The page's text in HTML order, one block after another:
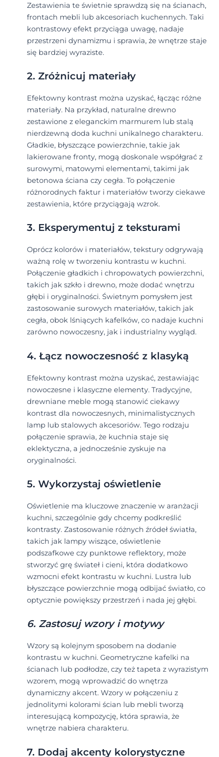
Zestawienia te świetnie sprawdzą się na ścianach,
frontach mebli lub akcesoriach kuchennych. Taki
kontrastowy efekt przyciąga uwagę, nadaje
przestrzeni dynamizmu i sprawia, że wnętrze staje
się bardziej wyraziste.
2. Zróżnicuj materiały
Efektowny kontrast można uzyskać, łącząc różne
materiały. Na przykład, naturalne drewno
zestawione z eleganckim marmurem lub stalą
nierdzewną doda kuchni unikalnego charakteru.
Gładkie, błyszczące powierzchnie, takie jak
lakierowane fronty, mogą doskonale współgrać z
surowymi, matowymi elementami, takimi jak
betonowa ściana czy cegła. To połączenie
różnorodnych faktur i materiałów tworzy ciekawe
zestawienia, które przyciągają wzrok.
3. Eksperymentuj z teksturami
Oprócz kolorów i materiałów, tekstury odgrywają
ważną rolę w tworzeniu kontrastu w kuchni.
Połączenie gładkich i chropowatych powierzchni,
takich jak szkło i drewno, może dodać wnętrzu
głębi i oryginalności. Świetnym pomysłem jest
zastosowanie surowych materiałów, takich jak
cegła, obok lśniących kafelków, co nadaje kuchni
zarówno nowoczesny, jak i industrialny wygląd.
4. Łącz nowoczesność z klasyką
Efektowny kontrast można uzyskać, zestawiając
nowoczesne i klasyczne elementy. Tradycyjne,
drewniane meble mogą stanowić ciekawy
kontrast dla nowoczesnych, minimalistycznych
lamp lub stalowych akcesoriów. Tego rodzaju
połączenie sprawia, że kuchnia staje się
eklektyczna, a jednocześnie zyskuje na
oryginalności.
5. Wykorzystaj oświetlenie
Oświetlenie ma kluczowe znaczenie w aranżacji
kuchni, szczególnie gdy chcemy podkreślić
kontrasty. Zastosowanie różnych źródeł światła,
takich jak lampy wiszące, oświetlenie
podszafkowe czy punktowe reflektory, może
stworzyć grę świateł i cieni, która dodatkowo
wzmocni efekt kontrastu w kuchni. Lustra lub
błyszczące powierzchnie mogą odbijać światło, co
optycznie powiększy przestrzeń i nada jej głębi.
6. Zastosuj wzory i motywy
Wzory są kolejnym sposobem na dodanie
kontrastu w kuchni. Geometryczne kafelki na
ścianach lub podłodze, czy też tapeta z wyrazistym
wzorem, mogą wprowadzić do wnętrza
dynamiczny akcent. Wzory w połączeniu z
jednolitymi kolorami ścian lub mebli tworzą
interesującą kompozycję, która sprawia, że
wnętrze nabiera charakteru.
7. Dodaj akcenty kolorystyczne